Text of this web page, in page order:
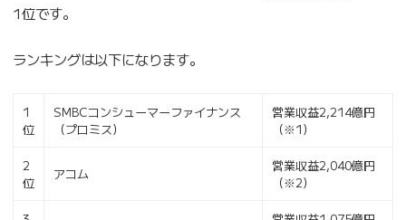
1位です。
ランキングは以下になります。
1
位
SMBCコンシューマーファイナンス
（プロミス）
営業収益2,214億円
（※1）
2
位
アコム
営業収益2,040億円
（※2）